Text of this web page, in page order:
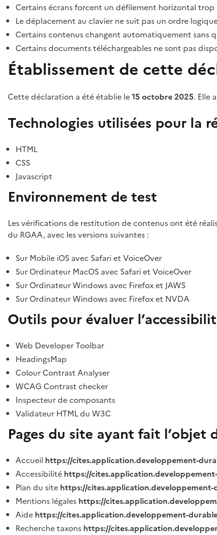
Certains écrans forcent un défilement horizontal
Le déplacement au clavier ne suit pas un ordre
Certains contenus changent automatiquement sans
Certains documents téléchargeables ne sont pas
Établissement de cette
Cette déclaration a été établie le15 octobre 2025. Elle
Technologies utilisées pour la
HTML
CSS
Javascript
Environnement de test
Les vérifications de restitution de contenus ont été
du RGAA, avec les versions suivantes :
Sur Mobile iOS avec Safari et VoiceOver
Sur Ordinateur MacOS avec Safari et VoiceOver
Sur Ordinateur Windows avec Firefox et JAWS
Sur Ordinateur Windows avec Firefox et NVDA
Outils pour évaluer
Web Developer Toolbar
HeadingsMap
Colour Contrast Analyser
WCAG Contrast checker
Inspecteur de composants
Validateur HTML du W3C
Pages du site ayant fait
Accueil https://cites.application.developpement-
Accessibilité https://
Plan du site https://
Mentions légales https://
Aide https://cites.application.developpement-
Recherche taxons https://